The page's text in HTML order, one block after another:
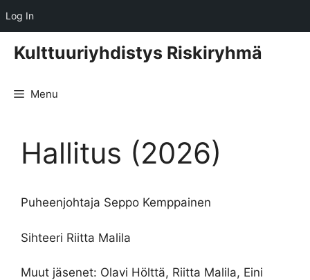
Log In
Kulttuuriyhdistys Riskiryhmä
Menu
Hallitus (2026)
Puheenjohtaja Seppo Kemppainen
Sihteeri Riitta Malila
Muut jäsenet: Olavi Hölttä, Riitta Malila, Eini